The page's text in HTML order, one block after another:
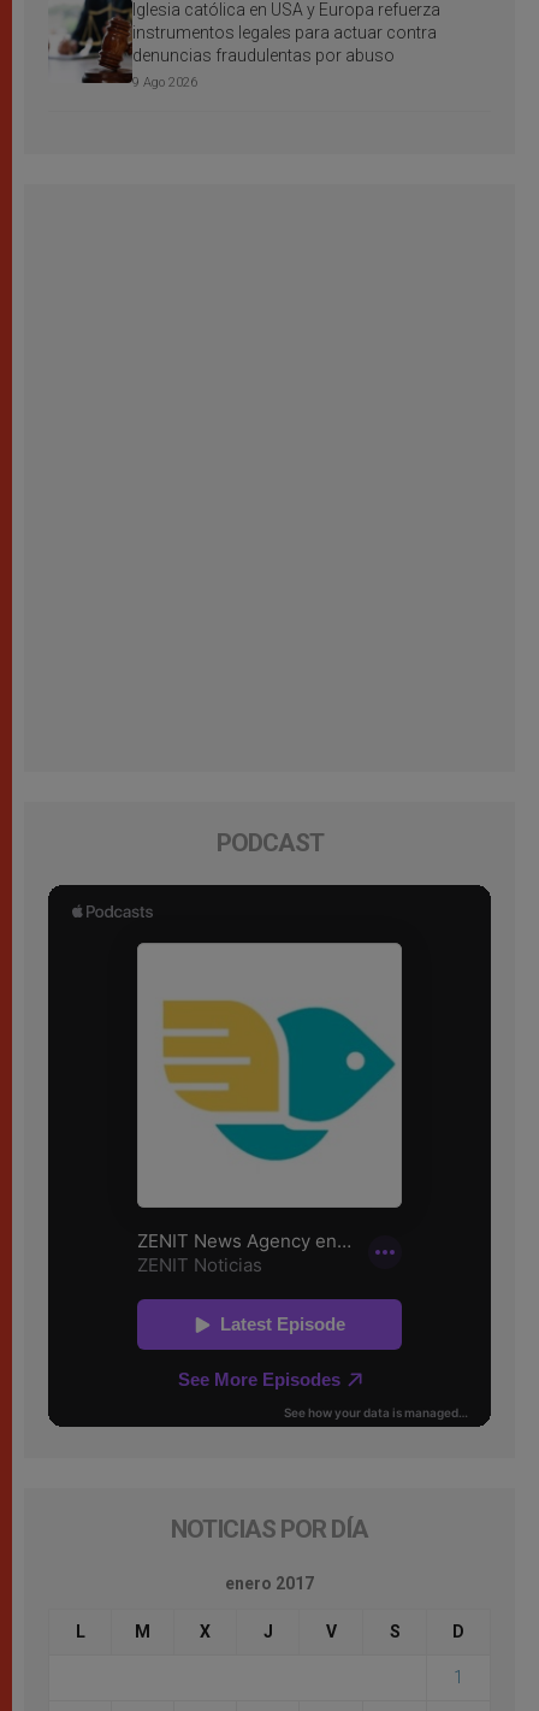
Iglesia católica en USA y Europa refuerza
instrumentos legales para actuar contra
denuncias fraudulentas por abuso
9 Ago 2026
PODCAST
NOTICIAS POR DÍA
enero 2017
L M X J V S D
1